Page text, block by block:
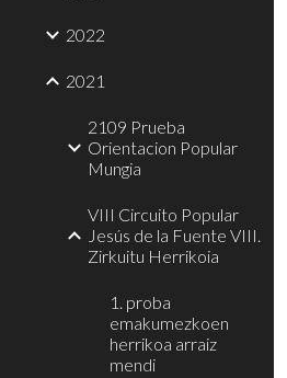
2022
2021
2109 Prueba
Orientacion Popular
Mungia
VIII Circuito Popular
Jesús de la Fuente VIII.
Zirkuitu Herrikoia
1. proba
emakumezkoen
herrikoa arraiz
mendi